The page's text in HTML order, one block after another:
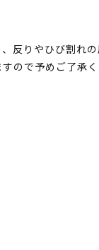
反りやひび割れ
ので予めご了承く